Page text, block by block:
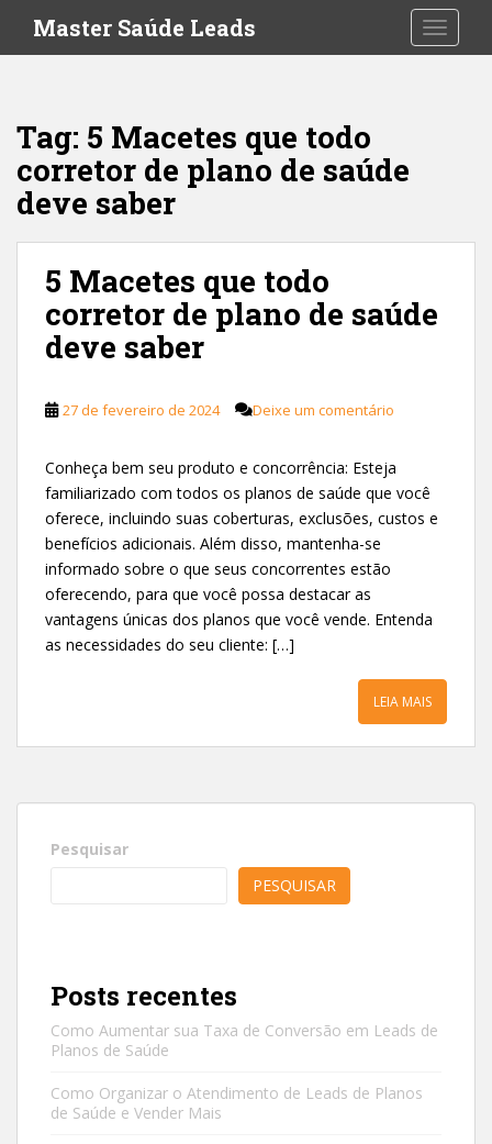
i
Master Saúde Leads
Tag: 5 Macetes que todo
corretor de plano de saúde
deve saber
5 Macetes que todo
corretor de plano de saúde
deve saber
27 de fevereiro de 2024 Deixe um comentário
Conheça bem seu produto e concorrência: Esteja
familiarizado com todos os planos de saúde que você
oferece, incluindo suas coberturas, exclusões, custos e
benefícios adicionais. Além disso, mantenha-se
informado sobre o que seus concorrentes estão
oferecendo, para que você possa destacar as
vantagens únicas dos planos que você vende. Entenda
as necessidades do seu cliente: […]
LEIA MAIS
Pesquisar
PESQUISAR
Posts recentes
Como Aumentar sua Taxa de Conversão em Leads de
Planos de Saúde
Como Organizar o Atendimento de Leads de Planos
de Saúde e Vender Mais